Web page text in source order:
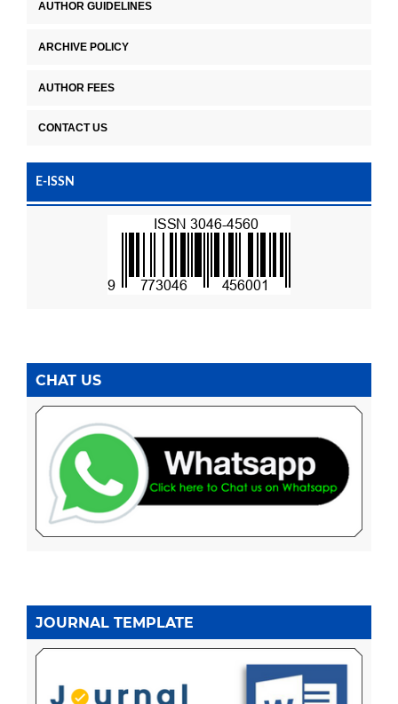
AUTHOR GUIDELINES
ARCHIVE POLICY
AUTHOR FEES
CONTACT US
E-ISSN
CHAT US
JOURNAL TEMPLATE